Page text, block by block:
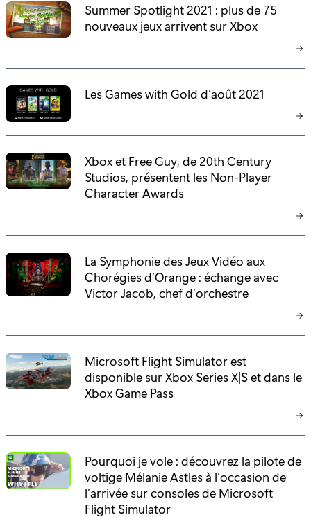
Summer Spotlight 2021 : plus de 75
nouveaux jeux arrivent sur Xbox
Les Games with Gold d’août 2021
Xbox et Free Guy, de 20th Century
Studios, présentent les Non-Player
Character Awards
La Symphonie des Jeux Vidéo aux
Chorégies d’Orange : échange avec
Victor Jacob, chef d’orchestre
Microsoft Flight Simulator est
disponible sur Xbox Series X|S et dans le
Xbox Game Pass
Pourquoi je vole : découvrez la pilote de
voltige Mélanie Astles à l’occasion de
l’arrivée sur consoles de Microsoft
Flight Simulator